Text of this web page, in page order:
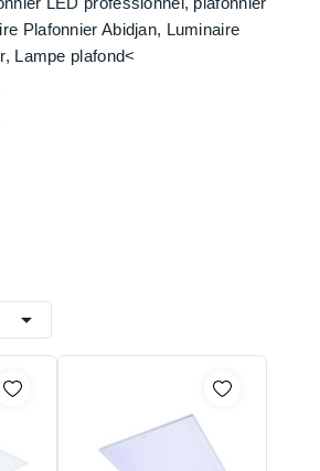
Plafonnier Abidjan, Luminaire
Lampe plafond<
